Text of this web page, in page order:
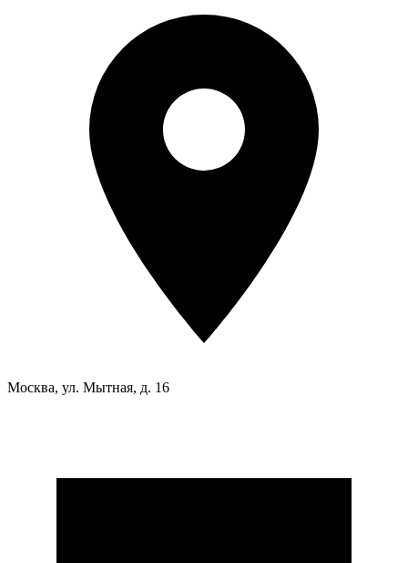
Москва, ул. Мытная, д. 16